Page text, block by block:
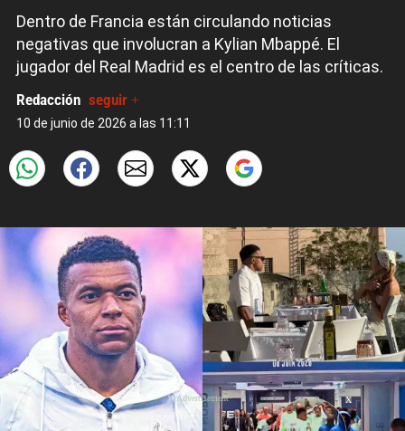
Dentro de Francia están circulando noticias
negativas que involucran a Kylian Mbappé. El
jugador del Real Madrid es el centro de las críticas.
Redacción seguir +
10 de junio de 2026 a las 11:11
X